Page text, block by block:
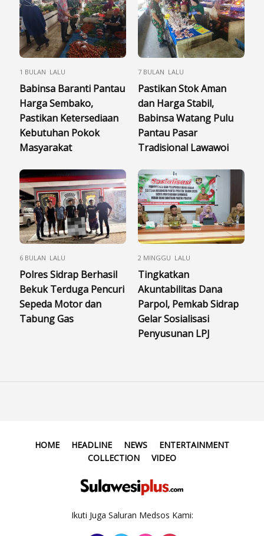
1 BULAN LALU
Babinsa Baranti Pantau
Harga Sembako,
Pastikan Ketersediaan
Kebutuhan Pokok
Masyarakat
7 BULAN LALU
Pastikan Stok Aman
dan Harga Stabil,
Babinsa Watang Pulu
Pantau Pasar
Tradisional Lawawoi
6 BULAN LALU
Polres Sidrap Berhasil
Bekuk Terduga Pencuri
Sepeda Motor dan
Tabung Gas
2 MINGGU LALU
Tingkatkan
Akuntabilitas Dana
Parpol, Pemkab Sidrap
Gelar Sosialisasi
Penyusunan LPJ
HOME HEADLINE NEWS
ENTERTAINMENT
COLLECTION
VIDEO
Ikuti Juga Saluran Medsos Kami: